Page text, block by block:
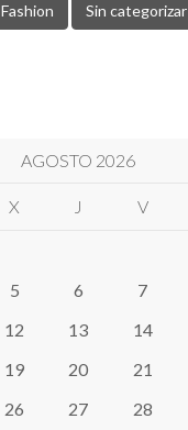
Fashion Sin categorizar
AGOSTO 2026
X J V
5 6 7
12 13 14
19 20 21
26 27 28